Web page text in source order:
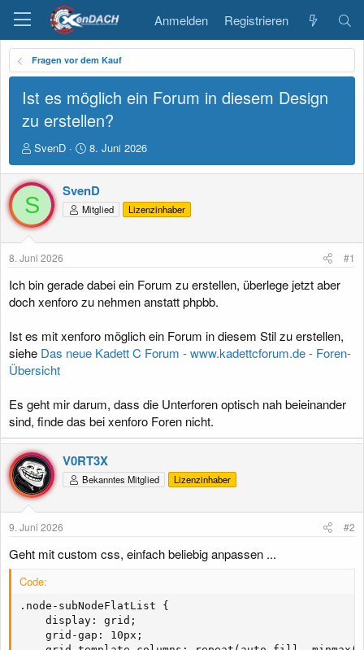
Anmelden Registrieren
Fragen vor dem Kauf
Ist es möglich ein Forum in diesem Design
zu erstellen?
E
r
s
t
e
l
l
r
SvenD
E
r
s
t
e
l
m
8. Juni 2026
S
SvenD
Mitglied Lizenzinhaber
8. Juni 2026 #1
Ich bin gerade dabei ein Forum zu erstellen, überlege jetzt aber
doch xenforo zu nehmen anstatt phpbb.
Ist es mit xenforo möglich ein Forum in diesem Stil zu erstellen,
siehe Das neue Kadett C Forum - www.kadettcforum.de - Foren-
Übersicht
Es geht mir darum, dass die Unterforen optisch nah beieinander
sind, finde das bei xenforo Foren nicht.
V0RT3X
Bekanntes Mitglied Lizenzinhaber
9. Juni 2026 #2
Geht mit custom css, einfach beliebig anpassen ...
Code:
.node-subNodeFlatList {
    display: grid;
    grid-gap: 10px;